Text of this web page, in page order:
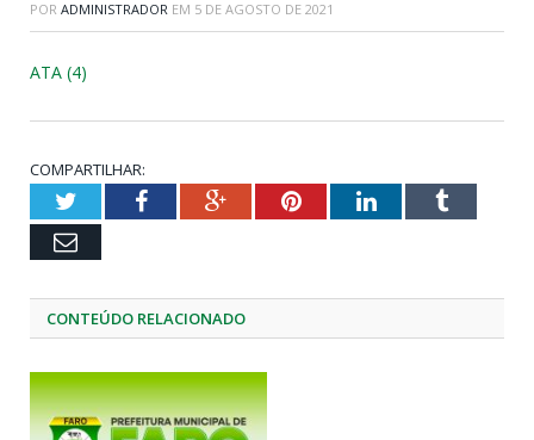
POR ADMINISTRADOR EM 5 DE AGOSTO DE 2021
ATA (4)
COMPARTILHAR:
TwitterFacebookGoogle+PinterestLinkedInTumblr
Email
CONTEÚDO RELACIONADO